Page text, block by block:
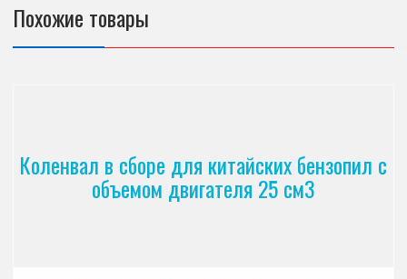
Похожие товары
Коленвал в сборе для китайских бензопил с
объемом двигателя 25 см3